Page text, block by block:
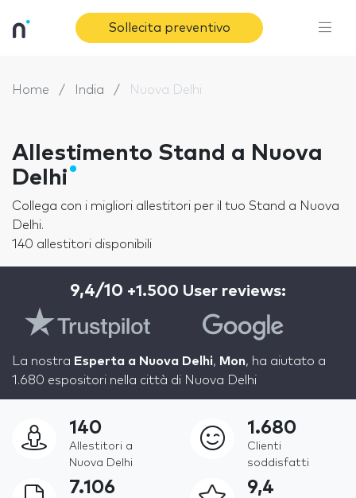
Sollecita preventivo
Home India Nuova Delhi
Allestimento Stand a Nuova
Delhi
Collega con i migliori allestitori per il tuo Stand a Nuova
Delhi.
140 allestitori disponibili
9,4/10 +1.500 User reviews:
La nostra Esperta a Nuova Delhi, Mon, ha aiutato a
1.680 espositori nella città di Nuova Delhi
140
Allestitori a
Nuova Delhi
1.680
Clienti
soddisfatti
7.106 9,4